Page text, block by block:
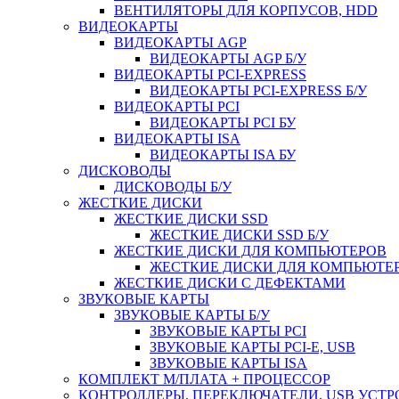
ВЕНТИЛЯТОРЫ ДЛЯ КОРПУСОВ, HDD
ВИДЕОКАРТЫ
ВИДЕОКАРТЫ AGP
ВИДЕОКАРТЫ AGP Б/У
ВИДЕОКАРТЫ PCI-EXPRESS
ВИДЕОКАРТЫ PCI-EXPRESS Б/У
ВИДЕОКАРТЫ PCI
ВИДЕОКАРТЫ PCI БУ
ВИДЕОКАРТЫ ISA
ВИДЕОКАРТЫ ISA БУ
ДИСКОВОДЫ
ДИСКОВОДЫ Б/У
ЖЕСТКИЕ ДИСКИ
ЖЕСТКИЕ ДИСКИ SSD
ЖЕСТКИЕ ДИСКИ SSD Б/У
ЖЕСТКИЕ ДИСКИ ДЛЯ КОМПЬЮТЕРОВ
ЖЕСТКИЕ ДИСКИ ДЛЯ
ЖЕСТКИЕ ДИСКИ С ДЕФЕКТАМИ
ЗВУКОВЫЕ КАРТЫ
ЗВУКОВЫЕ КАРТЫ Б/У
ЗВУКОВЫЕ КАРТЫ PCI
ЗВУКОВЫЕ КАРТЫ PCI-E, USB
ЗВУКОВЫЕ КАРТЫ ISA
КОМПЛЕКТ М/ПЛАТА + ПРОЦЕССОР
КОНТРОЛЛЕРЫ, ПЕРЕКЛЮЧАТЕЛИ, USB